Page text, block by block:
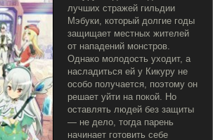
лучших стражей гильдии
Мэбуки, который долгие годы
защищает местных жителей
от нападений монстров.
Однако молодость уходит, а
насладиться ей у Кикуру не
особо получается, поэтому он
решает уйти на покой. Но
оставлять людей без защиты
— не дело, тогда парень
начинает готовить себе